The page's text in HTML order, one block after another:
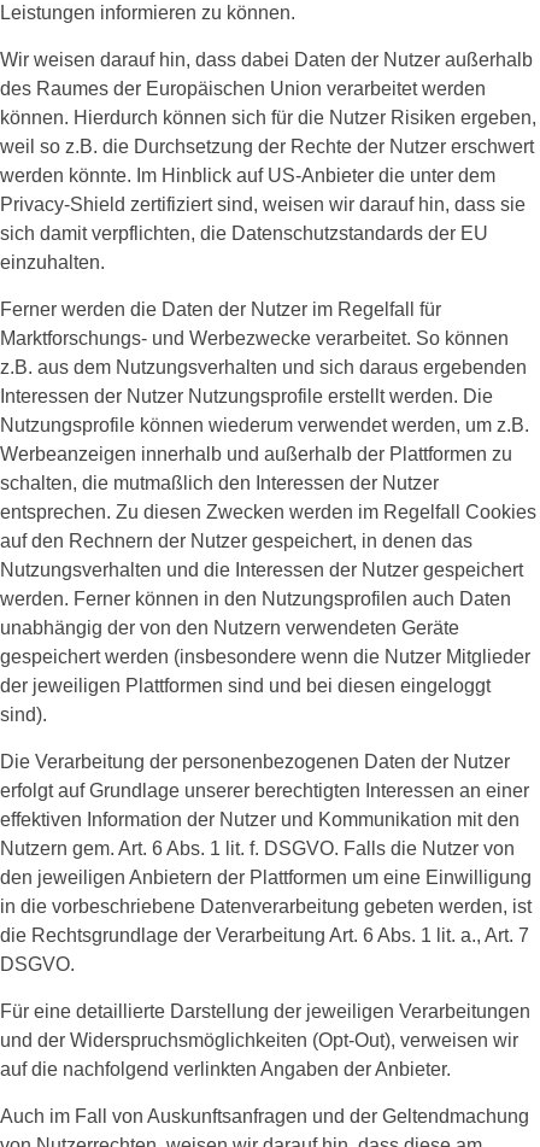
Leistungen informieren zu können.
Wir weisen darauf hin, dass dabei Daten der Nutzer außerhalb
des Raumes der Europäischen Union verarbeitet werden
können. Hierdurch können sich für die Nutzer Risiken ergeben,
weil so z.B. die Durchsetzung der Rechte der Nutzer erschwert
werden könnte. Im Hinblick auf US-Anbieter die unter dem
Privacy-Shield zertifiziert sind, weisen wir darauf hin, dass sie
sich damit verpflichten, die Datenschutzstandards der EU
einzuhalten.
Ferner werden die Daten der Nutzer im Regelfall für
Marktforschungs- und Werbezwecke verarbeitet. So können
z.B. aus dem Nutzungsverhalten und sich daraus ergebenden
Interessen der Nutzer Nutzungsprofile erstellt werden. Die
Nutzungsprofile können wiederum verwendet werden, um z.B.
Werbeanzeigen innerhalb und außerhalb der Plattformen zu
schalten, die mutmaßlich den Interessen der Nutzer
entsprechen. Zu diesen Zwecken werden im Regelfall Cookies
auf den Rechnern der Nutzer gespeichert, in denen das
Nutzungsverhalten und die Interessen der Nutzer gespeichert
werden. Ferner können in den Nutzungsprofilen auch Daten
unabhängig der von den Nutzern verwendeten Geräte
gespeichert werden (insbesondere wenn die Nutzer Mitglieder
der jeweiligen Plattformen sind und bei diesen eingeloggt
sind).
Die Verarbeitung der personenbezogenen Daten der Nutzer
erfolgt auf Grundlage unserer berechtigten Interessen an einer
effektiven Information der Nutzer und Kommunikation mit den
Nutzern gem. Art. 6 Abs. 1 lit. f. DSGVO. Falls die Nutzer von
den jeweiligen Anbietern der Plattformen um eine Einwilligung
in die vorbeschriebene Datenverarbeitung gebeten werden, ist
die Rechtsgrundlage der Verarbeitung Art. 6 Abs. 1 lit. a., Art. 7
DSGVO.
Für eine detaillierte Darstellung der jeweiligen Verarbeitungen
und der Widerspruchsmöglichkeiten (Opt-Out), verweisen wir
auf die nachfolgend verlinkten Angaben der Anbieter.
Auch im Fall von Auskunftsanfragen und der Geltendmachung